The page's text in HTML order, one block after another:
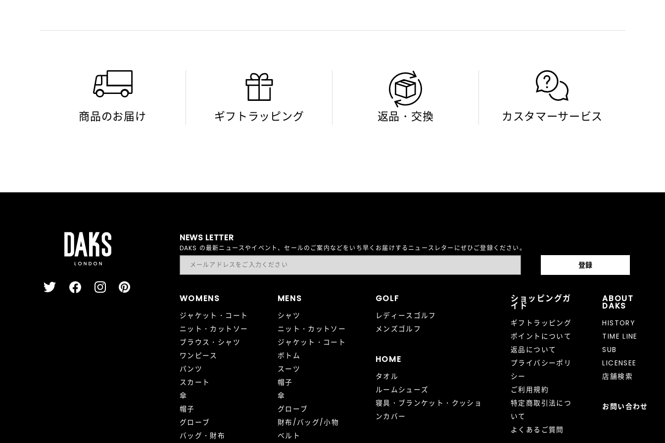
商品のお届け ギフトラッピング 返品・交換 カスタマーサービス
NEWS LETTER
DAKS の最新ニュースやイベント、セールのご案内などをいち早くお届けするニュースレターにぜひご登録ください。
WOMENS
ジャケット・コート
ニット・カットソー
ブラウス・シャツ
ワンピース
パンツ
スカート
傘
帽子
グローブ
バッグ・財布
MENS
シャツ
ニット・カットソー
ジャケット・コート
ボトム
スーツ
帽子
傘
グローブ
財布/バッグ/小物
ベルト
GOLF
レディースゴルフ
メンズゴルフ
HOME
タオル
ルームシューズ
寝具・ブランケット・クッショ
ンカバー
ショッピングガ
イド
ギフトラッピング
ポイントについて
返品について
プライバシーポリ
シー
ご利用規約
特定商取引法につ
いて
よくあるご質問
ABOUT
DAKS
HISTORY
TIME LINE
SUB
LICENSEE
店舗検索
お問い合わせ